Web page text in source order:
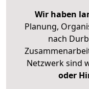
Wir haben
Planung,
nach
Netzwerk sind
oder